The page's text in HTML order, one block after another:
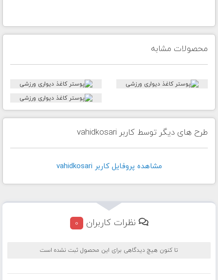
محصولات مشابه
طرح های دیگر توسط کاربر vahidkosari
مشاهده پروفايل کاربر vahidkosari
نظرات کاربران 0
تا کنون هیچ دیدگاهی برای این محصول ثبت نشده است